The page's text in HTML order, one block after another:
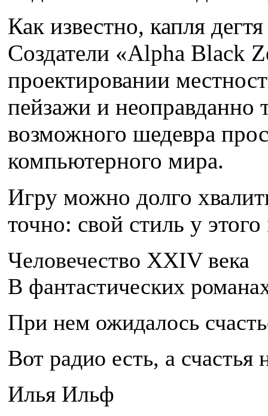
Как известно, капля
Создатели «Alpha Black
проектировании
пейзажи и неоправданно
возможного шедевра
компьютерного мира.
Игру можно долго
точно: свой стиль у
Человечество XXIV века
В фантастических
При нем ожидалось
Вот радио есть, а счастья
Илья Ильф